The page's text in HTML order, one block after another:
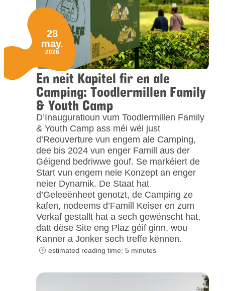
En neit Kapitel fir en ale
Camping: Toodlermillen Family
& Youth Camp
D’Inauguratioun vum Toodlermillen Family
& Youth Camp ass méi wéi just
d’Reouverture vun engem ale Camping,
dee bis 2024 vun enger Famill aus der
Géigend bedriwwe gouf. Se markéiert de
Start vun engem neie Konzept an enger
neier Dynamik. De Staat hat
d’Geleeënheet genotzt, de Camping ze
kafen, nodeems d’Famill Keiser en zum
Verkaf gestallt hat a sech gewënscht hat,
datt dëse Site eng Plaz géif ginn, wou
Kanner a Jonker sech treffe kënnen.
28
may.
2026
estimated reading time: 5 minutes